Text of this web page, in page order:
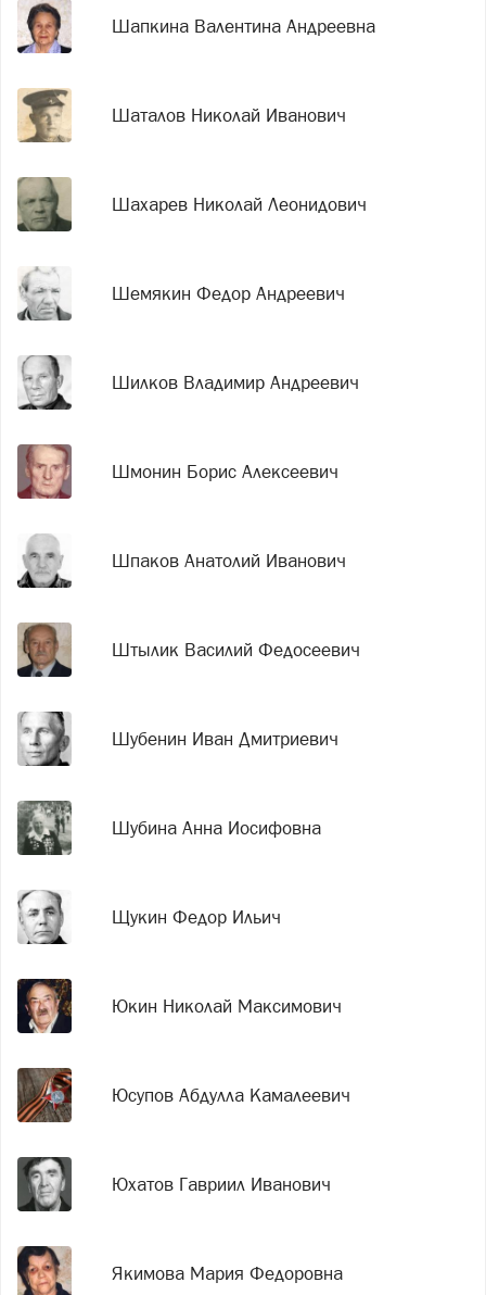
Шапкина Валентина Андреевна
Шаталов Николай Иванович
Шахарев Николай Леонидович
Шемякин Федор Андреевич
Шилков Владимир Андреевич
Шмонин Борис Алексеевич
Шпаков Анатолий Иванович
Штылик Василий Федосеевич
Шубенин Иван Дмитриевич
Шубина Анна Иосифовна
Щукин Федор Ильич
Юкин Николай Максимович
Юсупов Абдулла Камалеевич
Юхатов Гавриил Иванович
Якимова Мария Федоровна